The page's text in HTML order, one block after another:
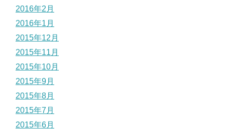
2016年2月
2016年1月
2015年12月
2015年11月
2015年10月
2015年9月
2015年8月
2015年7月
2015年6月